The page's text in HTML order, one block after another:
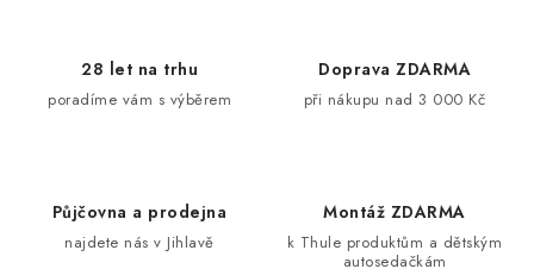
28 let na trhu
poradíme vám s výběrem
Doprava ZDARMA
při nákupu nad 3 000 Kč
Půjčovna a prodejna
najdete nás v Jihlavě
Montáž ZDARMA
k Thule produktům a dětským
autosedačkám